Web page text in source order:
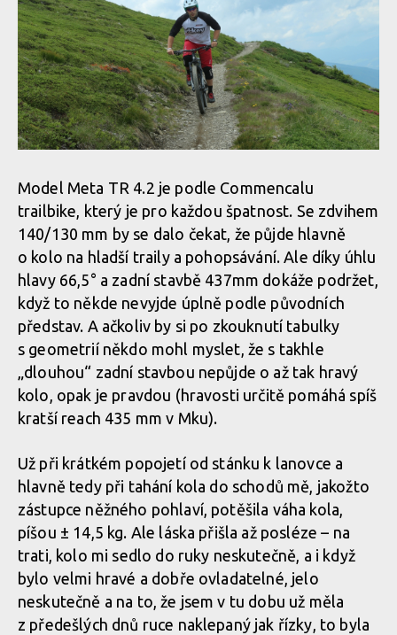
Model Meta TR 4.2 je podle Commencalu
trailbike, který je pro každou špatnost. Se zdvihem
140/130 mm by se dalo čekat, že půjde hlavně
o kolo na hladší traily a pohopsávání. Ale díky úhlu
hlavy 66,5° a zadní stavbě 437mm dokáže podržet,
když to někde nevyjde úplně podle původních
představ. A ačkoliv by si po zkouknutí tabulky
s geometrií někdo mohl myslet, že s takhle
„dlouhou“ zadní stavbou nepůjde o až tak hravý
kolo, opak je pravdou (hravosti určitě pomáhá spíš
kratší reach 435 mm v Mku).
Už při krátkém popojetí od stánku k lanovce a
hlavně tedy při tahání kola do schodů mě, jakožto
zástupce něžného pohlaví, potěšila váha kola,
píšou ± 14,5 kg. Ale láska přišla až posléze – na
trati, kolo mi sedlo do ruky neskutečně, a i když
bylo velmi hravé a dobře ovladatelné, jelo
neskutečně a na to, že jsem v tu dobu už měla
z předešlých dnů ruce naklepaný jak řízky, to byla